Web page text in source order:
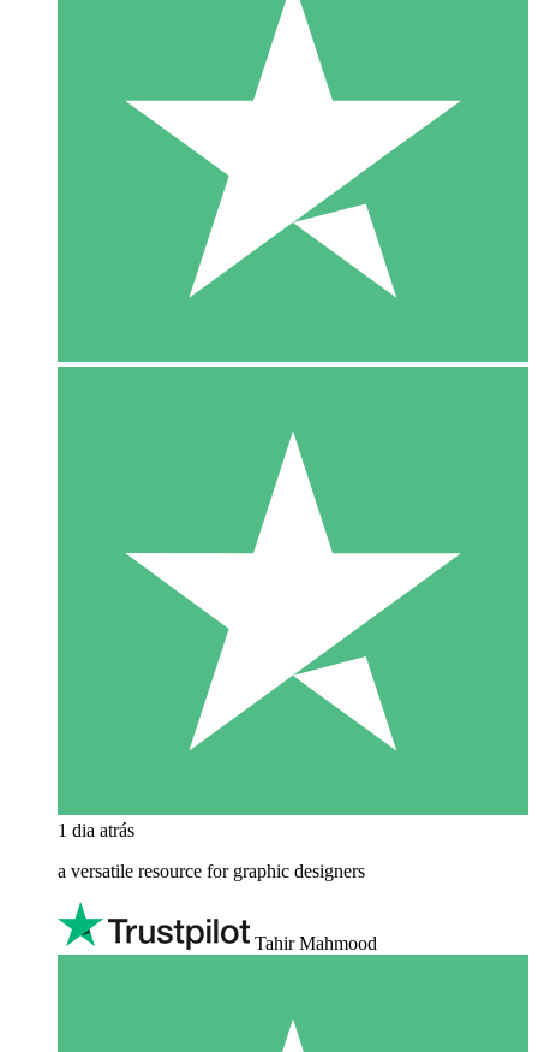
1 dia atrás
a versatile resource for graphic designers
Tahir Mahmood